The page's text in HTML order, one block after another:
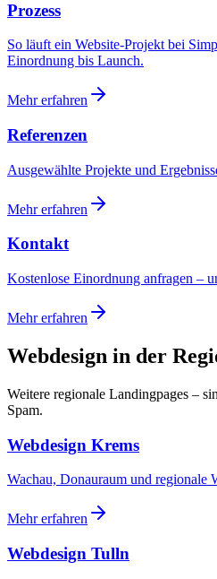
Prozess
So läuft ein Website-Projekt bei
Einordnung bis Launch.
Mehr erfahren
Referenzen
Ausgewählte Projekte und
Mehr erfahren
Kontakt
Kostenlose Einordnung anfragen –
Mehr erfahren
Webdesign in der
Weitere regionale Landingpages –
Spam.
Webdesign Krems
Wachau, Donauraum und regionale
Mehr erfahren
Webdesign Tulln